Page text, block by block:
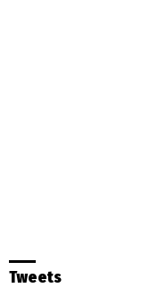
Tweets